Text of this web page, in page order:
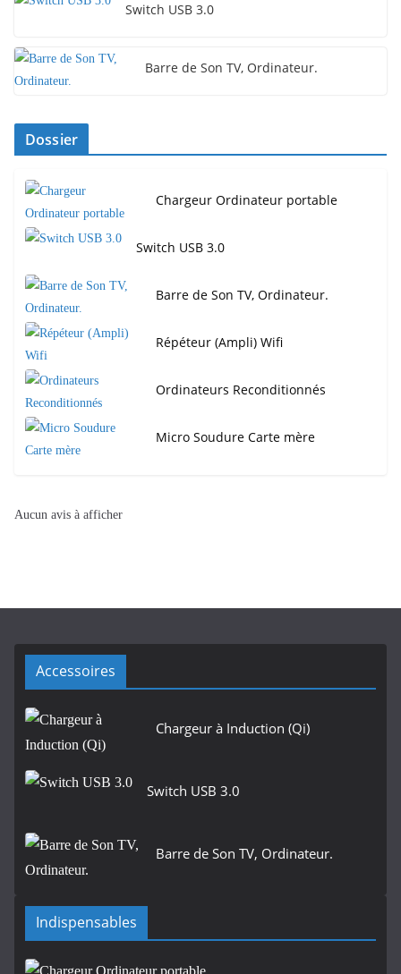
Switch USB 3.0
Barre de Son TV, Ordinateur.
Dossier
Chargeur Ordinateur portable
Switch USB 3.0
Barre de Son TV, Ordinateur.
Répéteur (Ampli) Wifi
Ordinateurs Reconditionnés
Micro Soudure Carte mère
Aucun avis à afficher
Accessoires
Chargeur à Induction (Qi)
Switch USB 3.0
Barre de Son TV, Ordinateur.
Indispensables